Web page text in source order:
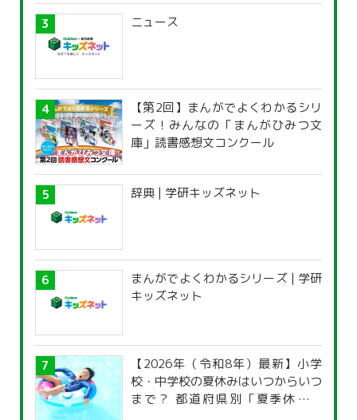
ニュース
【第2回】まんがでよくわかるシリ
ーズ！みんなの「まんがひみつ文
庫」読書感想文コンクール
辞典 | 学研キッズネット
まんがでよくわかるシリーズ | 学研
キッズネット
【2026年（令和8年）最新】小学
校・中学校の夏休みはいつからいつ
まで？ 都道府県別「夏季休暇一